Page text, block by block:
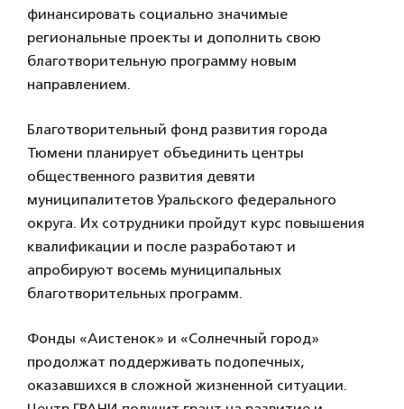
финансировать социально значимые
региональные проекты и дополнить свою
благотворительную программу новым
направлением.
Благотворительный фонд развития города
Тюмени планирует объединить центры
общественного развития девяти
муниципалитетов Уральского федерального
округа. Их сотрудники пройдут курс повышения
квалификации и после разработают и
апробируют восемь муниципальных
благотворительных программ.
Фонды «Аистенок» и «Солнечный город»
продолжат поддерживать подопечных,
оказавшихся в сложной жизненной ситуации.